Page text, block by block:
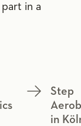
in a
Step
in